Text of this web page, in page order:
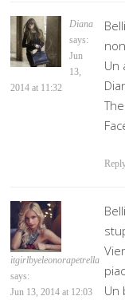
Diana
says:
Jun
13,
2014 at 11:32
Un
itgirlbyeleonorapetrella
says:
Jun 13, 2014 at 12:03
Un